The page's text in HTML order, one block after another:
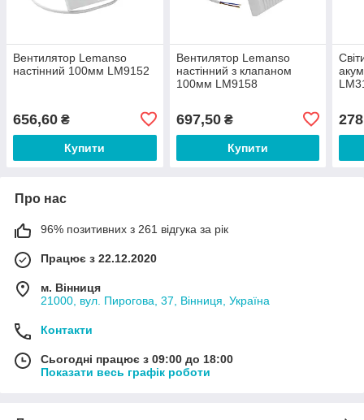
Вентилятор Lemanso
настінний 100мм LM9152
656,60 ₴
Купити
Вентилятор Lemanso
настінний з клапаном
100мм LM9158
697,50₴
Купити
Про нас
96% позитивних з 261 відгука за рік
Працює з 22.12.2020
м. Вінниця
21000, вул. Пирогова, 37, Вінниця, Україна
Контакти
Сьогодні працює з 09:00 до 18:00
Показати весь графік роботи